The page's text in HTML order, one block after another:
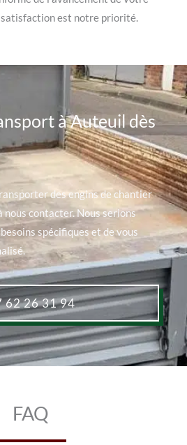
est notre priorité.
à Auteuil dès
des engins de chantier
nous contacter. Nous serions
spécifiques et de vous
62 26 31 94
FAQ